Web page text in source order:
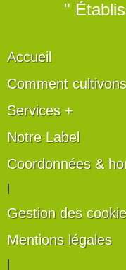
"
Accueil
Comment
Services +
Notre Label
Coordonnées &
Gestion des
Mentions légales